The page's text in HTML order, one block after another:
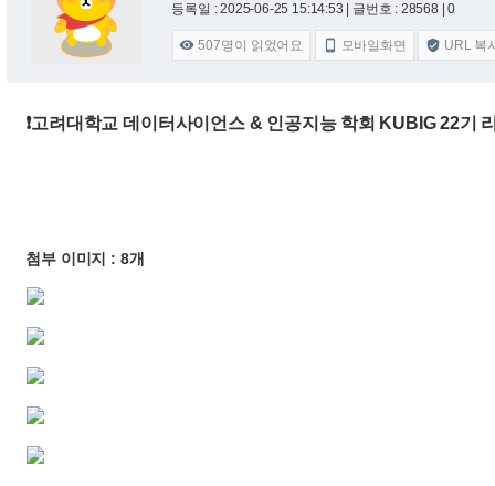
등록일 : 2025-06-25 15:14:53 | 글번호 : 28568 | 0
 507명이 읽었어요  모바일화면  URL 복
❗고려대학교 데이터사이언스 & 인공지능 학회 KUBIG 22기
첨부 이미지 : 8개